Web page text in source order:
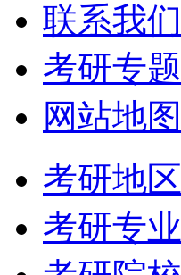
联系我们
考研专题
网站地图
考研地区
考研专业